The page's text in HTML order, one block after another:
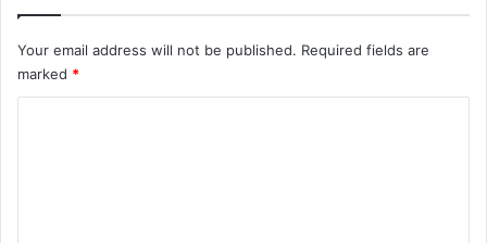
Your email address will not be published. Required fields are
marked *